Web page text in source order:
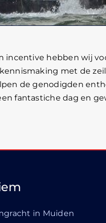
incentive hebben wij
met de
de genodigden
fantastiche dag en
in Muiden